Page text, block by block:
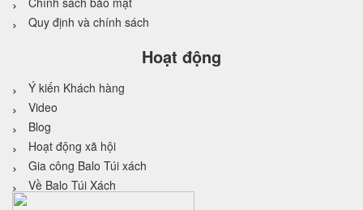
Quy định và chính sách
Hoạt động
Ý kiến Khách hàng
Video
Blog
Hoạt động xã hội
Gia công Balo Túi xách
Về Balo Túi Xách